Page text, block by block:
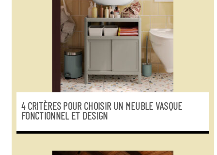
4 CRITÈRES POUR CHOISIR UN MEUBLE VASQUE
FONCTIONNEL ET DESIGN